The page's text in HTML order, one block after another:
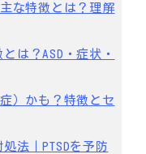
な特徴とは？理解
は？ASD・症状・
）かも？特徴とセ
法｜PTSDを予防